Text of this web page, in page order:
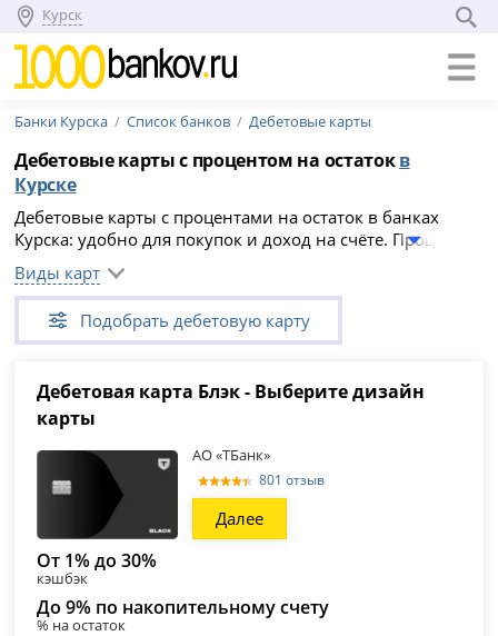
Курск
Банки Курска Список банков Дебетовые карты
Дебетовые карты с процентом на остатокв
Курске
Дебетовые карты с процентами на остаток в банках
Курска: удобно для покупок и доход на счёте. Проценты
начисляются ежемесячно, скрытых комиссий нет,
обслуживание бесплатно. Выберите карту из списка (26
предложений) и оформите онлайн.
Виды карт
Подобрать дебетовую карту
Дебетовая карта Блэк - Выберите дизайн
карты
АО «ТБанк»
801 отзыв
Далее
От 1% до 30%
кэшбэк
До 9% по накопительному счету
% на остаток